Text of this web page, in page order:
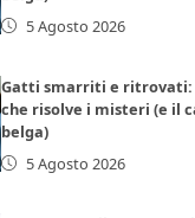
5 Agosto 2026
Gatti smarriti e
che risolve i misteri (e il
belga)
5 Agosto 2026